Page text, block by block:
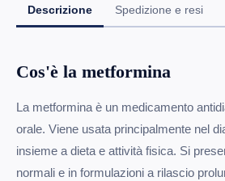
Descrizione Spedizione e resi
Cos'è la metformina
La metformina è un medicamento
orale. Viene usata principalmente nel
insieme a dieta e attività fisica. Si
normali e in formulazioni a rilascio